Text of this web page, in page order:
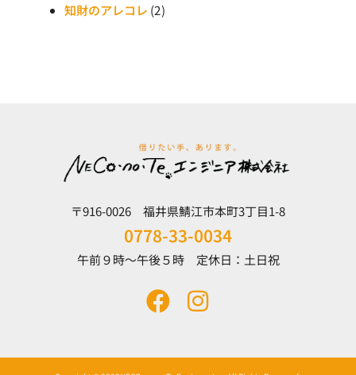
知財のアレコレ (2)
〒916-0026 福井県鯖江市本町3丁目1-8
0778-33-0034
午前９時～午後５時 定休日：土日祝